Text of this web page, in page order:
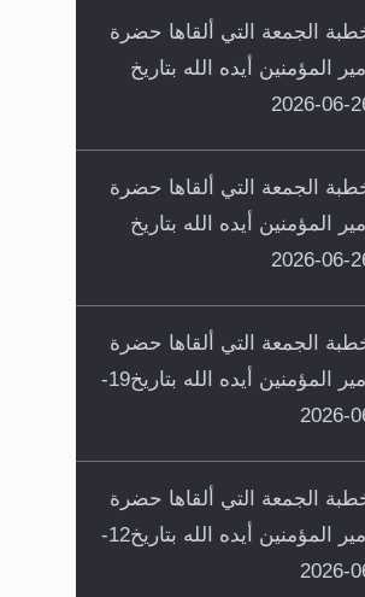
الجمعة التي ألقاها حضرة
أمير المؤمنين أيده الله بتاريخ
26-
الجمعة التي ألقاها حضرة
أمير المؤمنين أيده الله بتاريخ
26-
الجمعة التي ألقاها حضرة
أمير المؤمنين أيده الله بتاريخ19-
06-
الجمعة التي ألقاها حضرة
أمير المؤمنين أيده الله بتاريخ12-
06-